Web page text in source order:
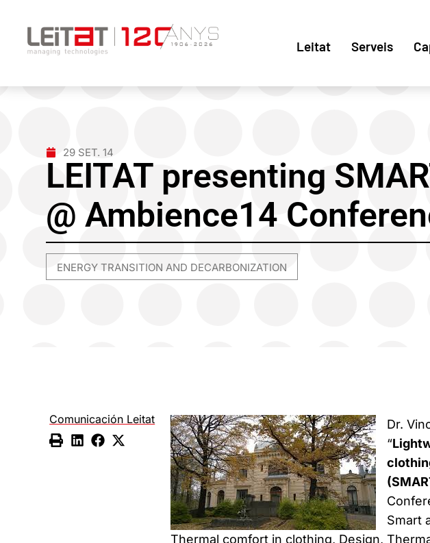
Leitat Serveis
29 SET. 14
LEITAT presenting
@ Ambience14
ENERGY TRANSITION AND DECARBONIZATION
Comunicación Leitat
Dr.
“
Smart
Thermal comfort in clothing, Design,